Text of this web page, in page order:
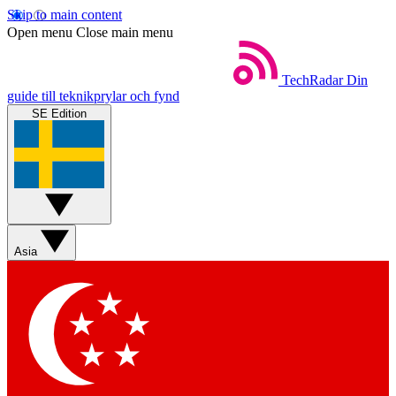
Skip to main content
Open menu Close main menu
TechRadar Din
guide till teknikprylar och fynd
SE Edition
Asia